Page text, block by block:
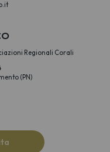
Regionali Corali
(PN)